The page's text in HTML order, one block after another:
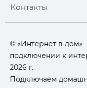
Контакты
© «Интернет в
подключении к
2026 г.
Подключаем